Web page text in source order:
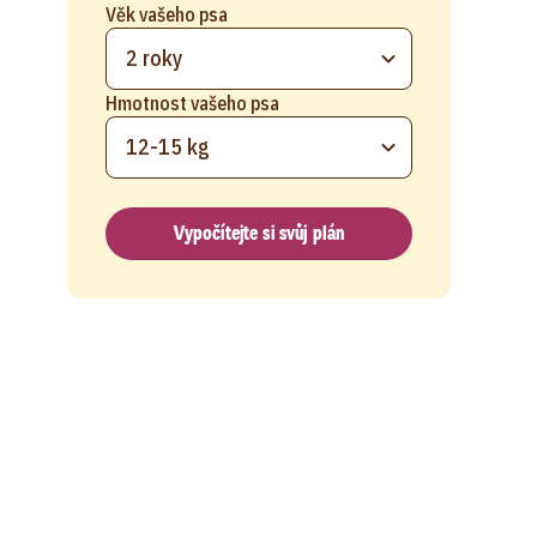
Věk vašeho psa
2 roky
Hmotnost vašeho psa
12-15 kg
Vypočítejte si svůj plán